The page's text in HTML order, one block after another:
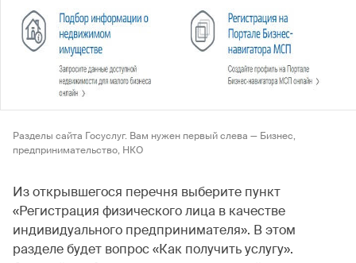
Разделы сайта Госуслуг. Вам нужен первый слева — Бизнес,
предпринимательство, НКО
Из открывшегося перечня выберите пункт
«Регистрация физического лица в качестве
индивидуального предпринимателя». В этом
разделе будет вопрос «Как получить услугу».